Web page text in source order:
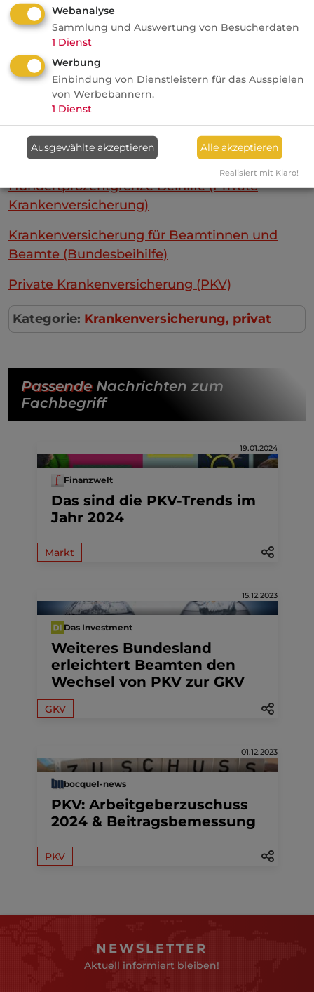
Weiterführende Links
Beihilfebemessungssatz
(Krankenversicherung)
Beihilfeberechtigte (Krankenversicherung)
Beihilfebescheinigung (Krankenversicherung)
Beihilfeversicherung (Krankenversicherung)
Hundertprozentgrenze Beihilfe (Private
Krankenversicherung)
Krankenversicherung für Beamtinnen und
Beamte (Bundesbeihilfe)
Private Krankenversicherung (PKV)
Kategorie: Krankenversicherung, privat
PassendeNachrichten zum
Fachbegriff
19.01.2024
Finanzwelt
Das sind die PKV-Trends im
Jahr 2024
Markt
15.12.2023
Das Investment
Weiteres Bundesland
erleichtert Beamten den
Wechsel von PKV zur GKV
GKV
01.12.2023
bocquel-news
PKV: Arbeitgeberzuschuss
2024 & Beitragsbemessung
PKV
NEWSLETTER
Aktuell informiert bleiben!
Webanalyse
Sammlung und Auswertung von Besucherdaten
1 Dienst
Werbung
Einbindung von Dienstleistern für das Ausspielen
von Werbebannern.
1 Dienst
Ausgewählte akzeptieren Alle akzeptieren
Realisiert mit Klaro!